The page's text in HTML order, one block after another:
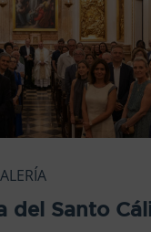
del Santo